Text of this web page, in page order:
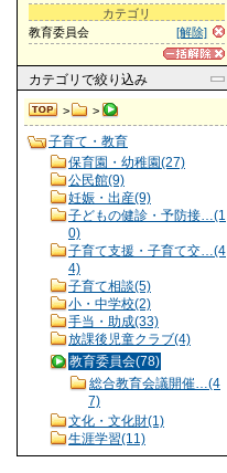
カテゴリ
[解除]
教育委員会
カテゴリ で絞り込み
> >
子育て・教育
保育園・幼稚園(27)
公民館(9)
妊娠・出産(9)
子どもの健診・予防接…(1
0)
子育て支援・子育て交…(4
4)
子育て相談(5)
小・中学校(2)
手当・助成(33)
放課後児童クラブ(4)
教育委員会(78)
総合教育会議開催…(4
7)
文化・文化財(1)
生涯学習(11)